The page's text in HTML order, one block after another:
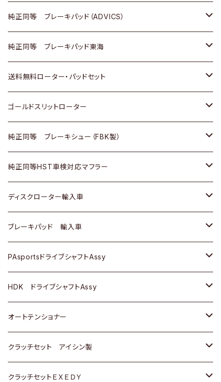
三菱
スバル
日野
三菱ふそう
ＢＭＷ
マツダ
三菱
日野
三菱ふそう
三菱
日野
三菱ふそう
その他
ダイハツ
マツダ
三菱
スバル
日産
いすゞ
ダイハツ
マツダ
三菱
スバル
いすゞ
ダイハツ
マツダ
三菱
ホンダ
スズキ
日産
ダイハツ
マツダ
三菱
スバル
トヨタ
ホンダ
スズキ
日産
いすゞ
ダイハツ
マツダ
三菱
スバル
ＢＥＮＺ
純正同等 ブレーキパッド（ADVICS）
トヨタ
ホンダ
スズキ
日産
ダイハツ
マツダ
三菱
スバル
純正同等 ブレーキパッド東海
トヨタ
ホンダ
日産
いすゞ
ダイハツ
マツダ
三菱
スバル
送料無料ローター・パッドセット
トヨタ
ホンダ
スズキ
日産
ダイハツ
マツダ
三菱
スバル
ゴールドスリットローター
トヨタ
ホンダ
スズキ
日産
ダイハツ
マツダ
三菱
スバル
純正同等 ブレーキシュー（FBK製）
ホンダ
スズキ
日産
ダイハツ
マツダ
三菱
スバル
純正同等HST車検対応マフラー
トヨタ
ホンダ
スズキ
日産
いすゞ
ダイハツ
マツダ
ディスクローター輸入車
ＡＵＤＩ
ＢＥＮＺ
ＢＭＷ
GOLF
ＷＡＧＥＮ
アストロ（シボレー）
ブレーキパッド 輸入車
ＢＥＮＺ
ＢＭＷ
ＷＡＧＥＮ
ＶＯＬＶＯ
PAsportsドライブシャフトAssy
トヨタ
ホンダ
スズキ
日産
HDK ドライブシャフトAssy
スズキ
ダイハツ
日産
オートテンショナー
トヨタ
クラッチセット アイシン製
ホンダ
クラッチセットＥＸＥＤＹ